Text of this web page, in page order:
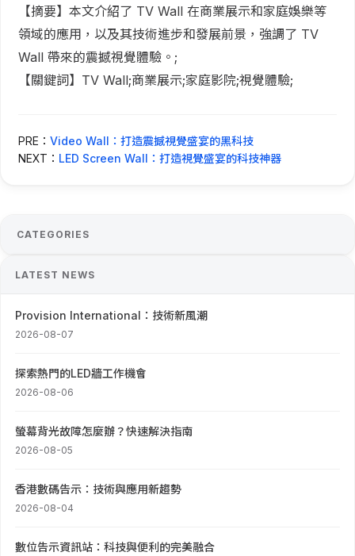
【摘要】本文介紹了 TV Wall 在商業展示和家庭娛樂等
領域的應用，以及其技術進步和發展前景，強調了 TV
Wall 帶來的震撼視覺體驗。;
【關鍵詞】TV Wall;商業展示;家庭影院;視覺體驗;
PRE： Video Wall：打造震撼視覺盛宴的黑科技
NEXT： LED Screen Wall：打造視覺盛宴的科技神器
CATEGORIES
LATEST NEWS
Provision International：技術新風潮
2026-08-07
探索熱門的LED牆工作機會
2026-08-06
螢幕背光故障怎麼辦？快速解決指南
2026-08-05
香港數碼告示：技術與應用新趨勢
2026-08-04
數位告示資訊站：科技與便利的完美融合